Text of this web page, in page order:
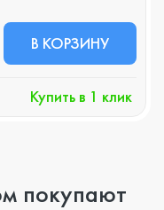
В КОРЗИНУ
Купить в 1 клик
покупают